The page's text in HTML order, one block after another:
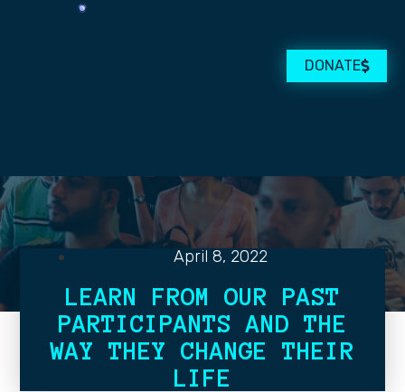
DONATE
April 8, 2022
LEARN FROM OUR PAST
PARTICIPANTS AND THE
WAY THEY CHANGE THEIR
LIFE